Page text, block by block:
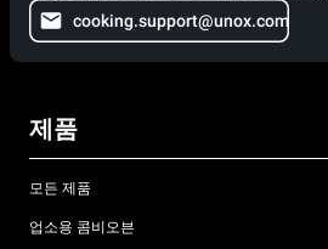
cooking.support@unox.com
제품
모든 제품
업소용 콤비오븐